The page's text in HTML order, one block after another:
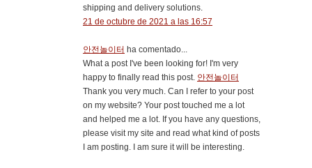
shipping and delivery solutions.
21 de octubre de 2021 a las 16:57
안전놀이터 ha comentado...
What a post I've been looking for! I'm very
happy to finally read this post. 안전놀이터
Thank you very much. Can I refer to your post
on my website? Your post touched me a lot
and helped me a lot. If you have any questions,
please visit my site and read what kind of posts
I am posting. I am sure it will be interesting.